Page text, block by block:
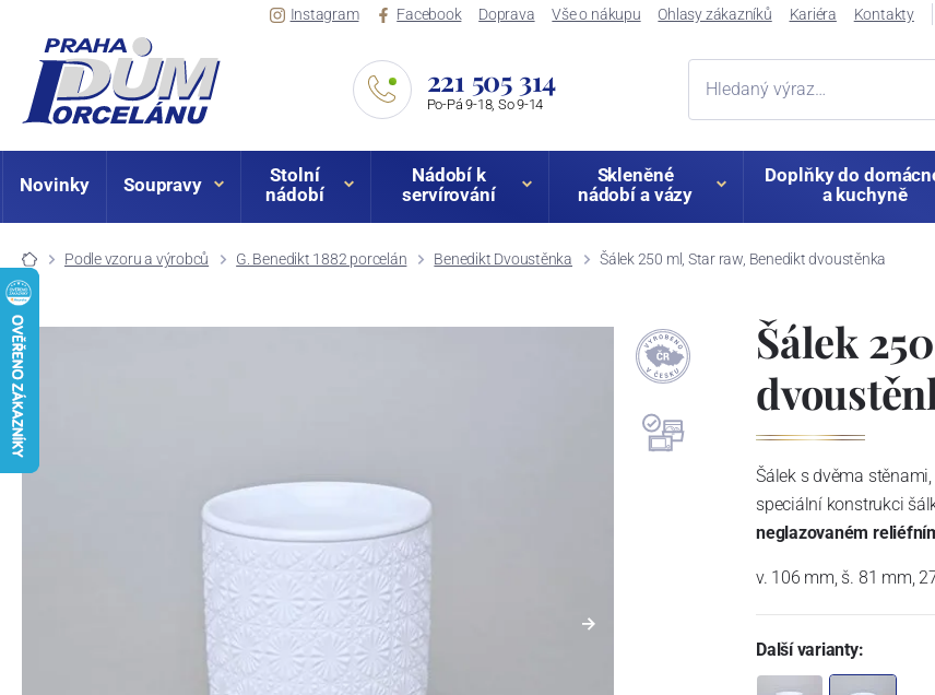
Instagram Facebook Doprava Vše o nákupu Ohlasy zákazníků Kariéra Kontakty
221 505 314
Po-Pá 9-18, So 9-14
Novinky Soupravy
Stolní
nádobí
Nádobí k
servírování
Skleněné
nádobí a vázy
Doplňky do
a kuchyně
Podle vzoru a výrobců G. Benedikt 1882 porcelán Benedikt Dvoustěnka Šálek 250 ml, Star raw, Benedikt dvoustěnka
Šálek
Šálek s dvěma
speciální konstrukci
neglazovaném
v. 106 mm, š. 81 mm,
Další varianty: